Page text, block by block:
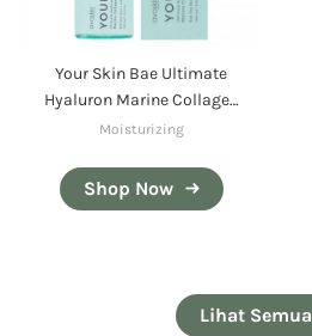
Your Skin Bae Ultimate
Hyaluron Marine Collagen
5% + Hyacross 2% +
Moisturizing
Shop Now
Lihat Semua